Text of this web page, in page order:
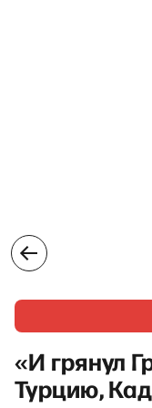
«И грянул
Турцию,